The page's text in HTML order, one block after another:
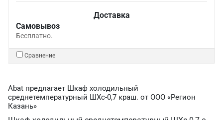
Доставка
Самовывоз
Бесплатно.
Сравнение
Abat предлагает Шкаф холодильный
среднетемпературный ШХс-0,7 краш. от ООО «Регион
Казань»